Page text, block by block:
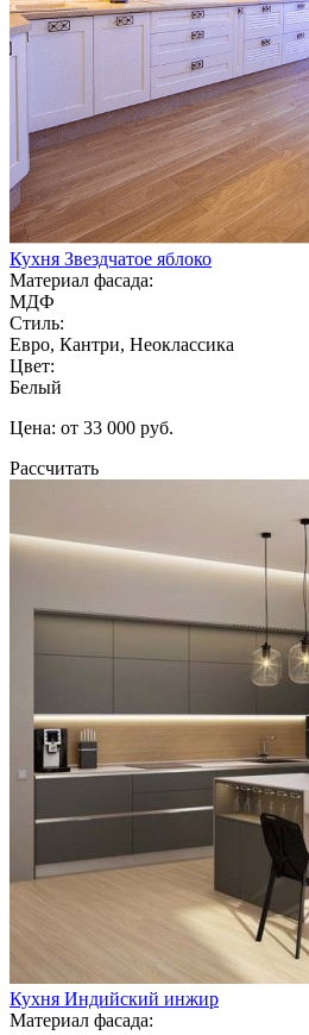
Кухня Звездчатое яблоко
Материал фасада:
МДФ
Стиль:
Евро, Кантри, Неоклассика
Цвет:
Белый
Цена: от 33 000 руб.
Рассчитать
Кухня Индийский инжир
Материал фасада: